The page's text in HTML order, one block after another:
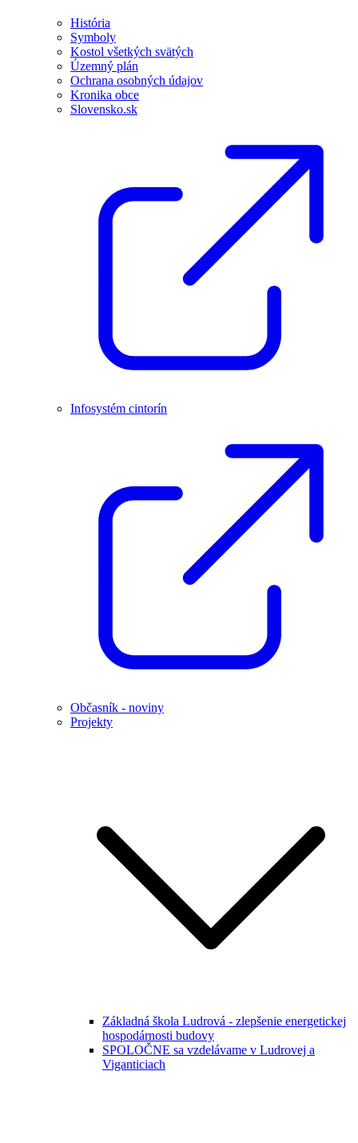
História
Symboly
Kostol všetkých svätých
Územný plán
Ochrana osobných údajov
Kronika obce
Slovensko.sk
Infosystém cintorín
Občasník - noviny
Projekty
Základná škola Ludrová - zlepšenie energetickej
hospodárnosti budovy
SPOLOČNE sa vzdelávame v Ludrovej a
Viganticiach